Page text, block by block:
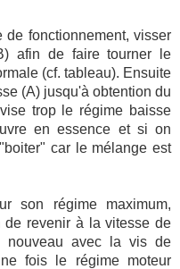
fonctionnement, visser
afin de faire tourner le
(cf. tableau). Ensuite
(A) jusqu'à obtention du
trop le régime baisse
en essence et si on
car le mélange est
son régime maximum,
revenir à la vitesse de
nouveau avec la vis de
fois le régime moteur